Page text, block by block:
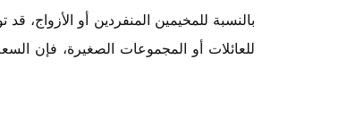
بالنسبة للمخيمين المنفردين أو الأزواج،
للعائلات أو المجموعات الصغيرة، فإن